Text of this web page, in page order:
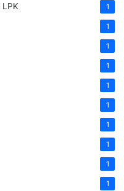
LPK 1
1
1
1
1
1
1
1
1
1